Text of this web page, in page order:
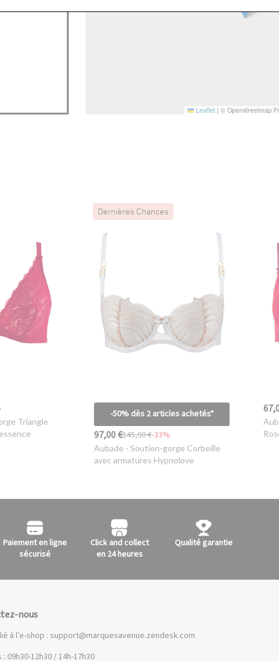
Leaflet | © Openstreetmap
Triangle
Dernières Chances
-50% dès 2 articles achetés*
97,00 €145,00 €-33%
Aubade - Soutien-gorge Corbeille
avec armatures Hypnolove
Paiement en ligne
sécurisé
Click and collect
en 24 heures
Qualité garantie
nous
à l’e-shop : support@marquesavenue.zendesk.com
: 09h30-12h30 / 14h-17h30